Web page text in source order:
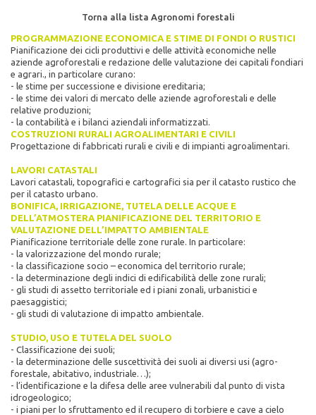
Torna alla lista Agronomi forestali
PROGRAMMAZIONE ECONOMICA E STIME DI FONDI O RUSTICI
Pianificazione dei cicli produttivi e delle attività economiche nelle
aziende agroforestali e redazione delle valutazione dei capitali fondiari
e agrari., in particolare curano:
- le stime per successione e divisione ereditaria;
- le stime dei valori di mercato delle aziende agroforestali e delle
relative produzioni;
- la contabilità e i bilanci aziendali informatizzati.
COSTRUZIONI RURALI AGROALIMENTARI E CIVILI
Progettazione di fabbricati rurali e civili e di impianti agroalimentari.
LAVORI CATASTALI
Lavori catastali, topografici e cartografici sia per il catasto rustico che
per il catasto urbano.
BONIFICA, IRRIGAZIONE, TUTELA DELLE ACQUE E
DELL’ATMOSTERA PIANIFICAZIONE DEL TERRITORIO E
VALUTAZIONE DELL’IMPATTO AMBIENTALE
Pianificazione territoriale delle zone rurale. In particolare:
- la valorizzazione del mondo rurale;
- la classificazione socio – economica del territorio rurale;
- la determinazione degli indici di edificabilità delle zone rurali;
- gli studi di assetto territoriale ed i piani zonali, urbanistici e
paesaggistici;
- gli studi di valutazione di impatto ambientale.
STUDIO, USO E TUTELA DEL SUOLO
- Classificazione dei suoli;
- la determinazione delle suscettività dei suoli ai diversi usi (agro-
forestale, abitativo, industriale…);
- l’identificazione e la difesa delle aree vulnerabili dal punto di vista
idrogeologico;
- i piani per lo sfruttamento ed il recupero di torbiere e cave a cielo